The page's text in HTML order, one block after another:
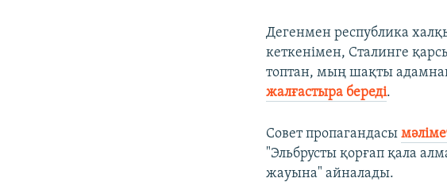
Дегенмен республика
кеткенімен, Сталинге
топтан, мың шақты адамнан
жалғастыра береді.
Совет пропагандасы
"Эльбрусты қорғап қала
жауына" айналады.